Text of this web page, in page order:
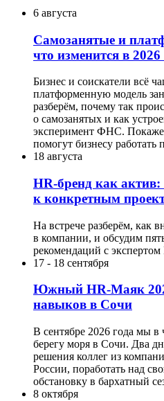
6 августа
Самозанятые и
что изменится в 2026
Бизнес и соискатели всё
платформенную модель
разберём, почему так
о самозанятых и как
эксперимент ФНС.
помогут бизнесу
18 августа
HR-бренд как актив:
к конкретным
На встрече разберём, как
в компании, и обсудим
рекомендаций с экспертом
17 - 18 сентября
Южный HR-Маяк
навыков в Сочи
В сентябре 2026 года мы в
берегу моря в Сочи. Два
решения коллег из
России, поработать над
обстановку в бархатный
8 октября